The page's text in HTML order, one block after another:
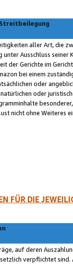
aller Art, die
unter Ausschluss
der Gerichte im
bei einem
oder
oder
nicht ohne Weiteres
FÜR DIE
auf deren
verpflichtet